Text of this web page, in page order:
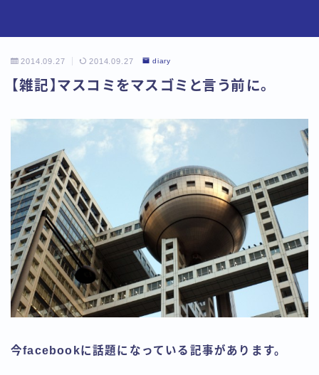
2014.09.27 2014.09.27 diary
【雑記】マスコミをマスゴミと言う前に。
今facebookに話題になっている記事があります。